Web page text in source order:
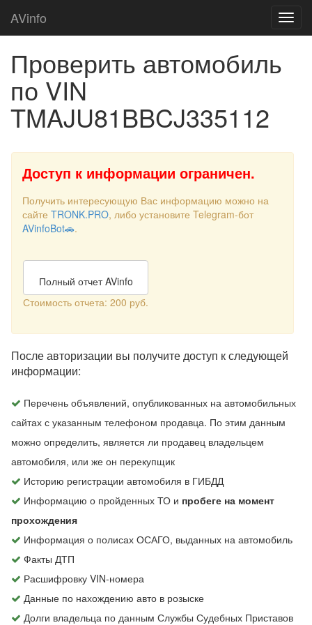
AVinfo
Проверить автомобиль
по VIN
TMAJU81BBCJ335112
Доступ к информации ограничен.
Получить интересующую Вас информацию можно на
сайте TRONK.PRO, либо установите Telegram-бот
AVinfoBot🚗.
Полный отчет AVinfo
Стоимость отчета: 200 руб.
После авторизации вы получите доступ к следующей
информации:
Перечень объявлений, опубликованных на автомобильных
сайтах с указанным телефоном продавца. По этим данным
можно определить, является ли продавец владельцем
автомобиля, или же он перекупщик
Историю регистрации автомобиля в ГИБДД
Информацию о пройденных ТО и пробеге на момент
прохождения
Информация о полисах ОСАГО, выданных на автомобиль
Факты ДТП
Расшифровку VIN-номера
Данные по нахождению авто в розыске
Долги владельца по данным Службы Судебных Приставов